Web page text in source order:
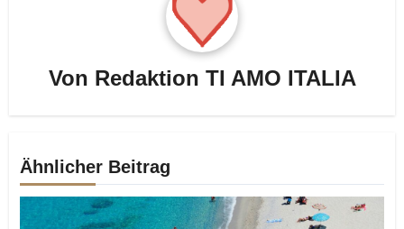
Von Redaktion TI AMO ITALIA
Ähnlicher Beitrag